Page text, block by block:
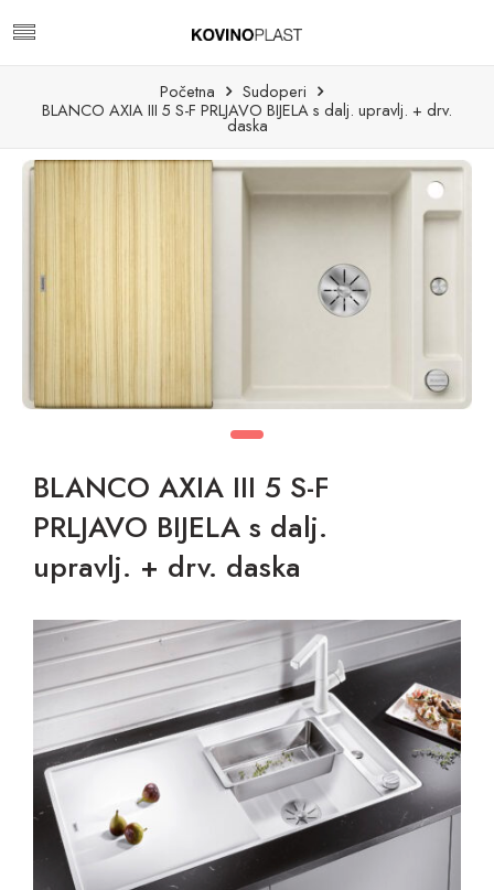
Početna
Sudoperi
BLANCO AXIA III 5 S-F PRLJAVO BIJELA s dalj. upravlj. + drv.
daska
BLANCO AXIA III 5 S-F
PRLJAVO BIJELA s dalj.
upravlj. + drv. daska